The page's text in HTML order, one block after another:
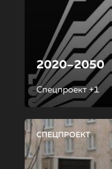
2020–2050
Спецпроект +1
СПЕЦПРОЕКТ